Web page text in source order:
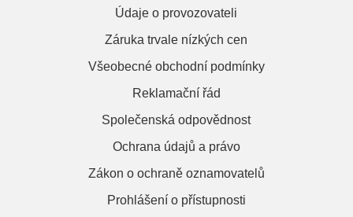
Údaje o provozovateli
Záruka trvale nízkých cen
Všeobecné obchodní podmínky
Reklamační řád
Společenská odpovědnost
Ochrana údajů a právo
Zákon o ochraně oznamovatelů
Prohlášení o přístupnosti